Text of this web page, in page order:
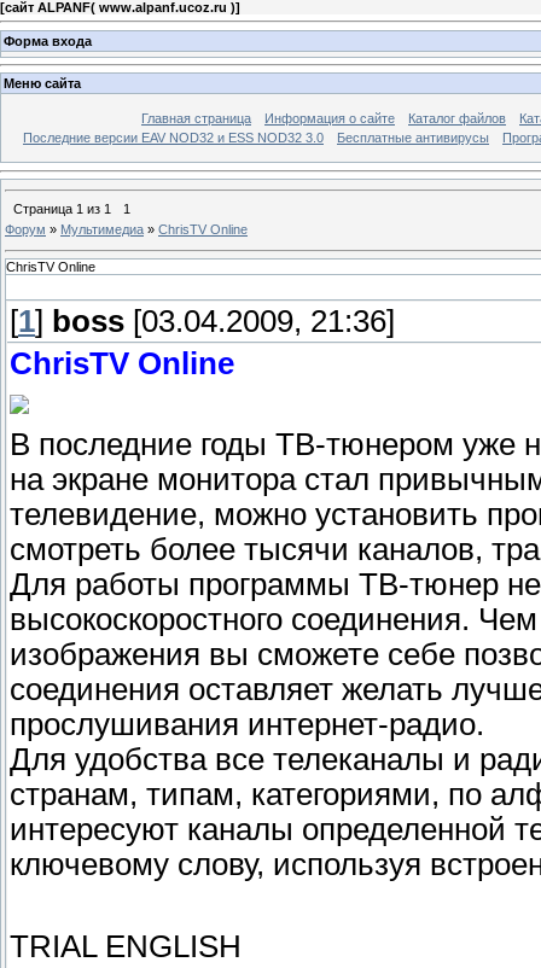
[сайт ALPANF( www.alpanf.ucoz.ru )]
Форма входа
Меню сайта
Главная страница Информация о сайте Каталог файлов
Последние версии EAV NOD32 и ESS NOD32 3.0
Бесплатные антивирусы
Страница 1 из 1
1
Форум » Мультимедиа » ChrisTV Online
ChrisTV Online
[1] boss [03.04.2009, 21:36]
ChrisTV Online
В последние годы ТВ-тюнером уже
на экране монитора стал
телевидение, можно установить
смотреть более тысячи каналов,
Для работы программы ТВ-тюнер
высокоскоростного соединения.
изображения вы сможете себе
соединения оставляет желать
прослушивания интернет-радио.
Для удобства все телеканалы и
странам, типам, категориями, по
интересуют каналы определенной
ключевому слову, используя
TRIAL ENGLISH